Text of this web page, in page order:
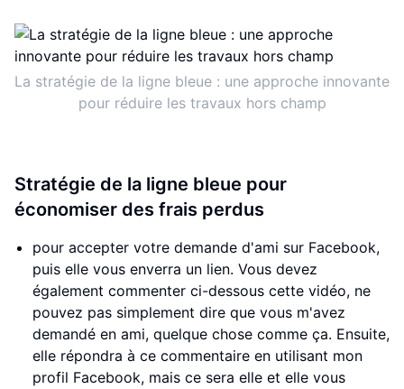
La stratégie de la ligne bleue : une approche innovante
pour réduire les travaux hors champ
Stratégie de la ligne bleue pour
économiser des frais perdus
pour accepter votre demande d'ami sur Facebook,
puis elle vous enverra un lien. Vous devez
également commenter ci-dessous cette vidéo, ne
pouvez pas simplement dire que vous m'avez
demandé en ami, quelque chose comme ça. Ensuite,
elle répondra à ce commentaire en utilisant mon
profil Facebook, mais ce sera elle et elle vous